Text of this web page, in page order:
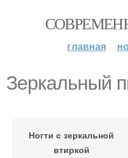
главная
Зеркальный
Ногти с зеркальной
втиркой